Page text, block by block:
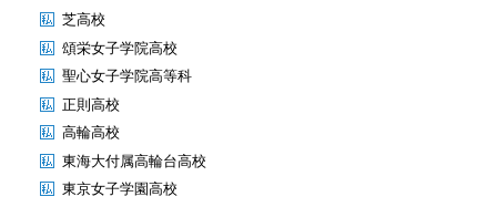
芝高校
頌栄女子学院高校
聖心女子学院高等科
正則高校
高輪高校
東海大付属高輪台高校
東京女子学園高校